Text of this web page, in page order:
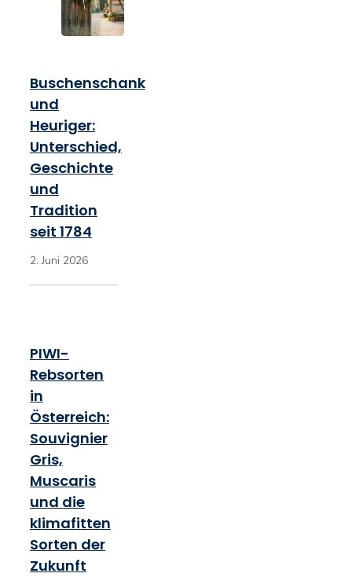
Buschenschank
und
Heuriger:
Unterschied,
Geschichte
und
Tradition
seit 1784
2. Juni 2026
PIWI-
Rebsorten
in
Österreich:
Souvignier
Gris,
Muscaris
und die
klimafitten
Sorten der
Zukunft